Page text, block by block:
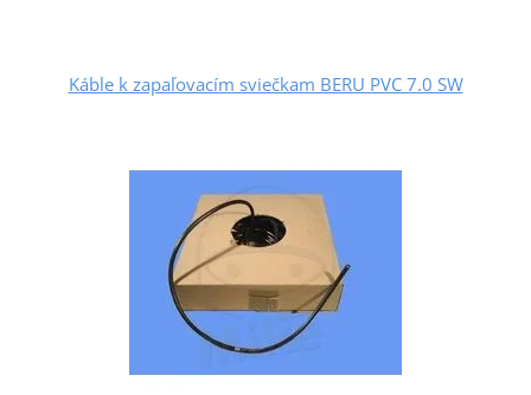
Káble k zapaľovacím sviečkam BERU PVC 7.0 SW